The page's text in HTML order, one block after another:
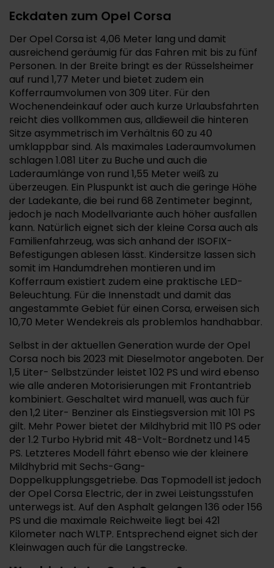
Eckdaten zum Opel Corsa
Der Opel Corsa ist 4,06 Meter lang und damit
ausreichend geräumig für das Fahren mit bis zu fünf
Personen. In der Breite bringt es der Rüsselsheimer
auf rund 1,77 Meter und bietet zudem ein
Kofferraumvolumen von 309 Liter. Für den
Wochenendeinkauf oder auch kurze Urlaubsfahrten
reicht dies vollkommen aus, alldieweil die hinteren
Sitze asymmetrisch im Verhältnis 60 zu 40
umklappbar sind. Als maximales Laderaumvolumen
schlagen 1.081 Liter zu Buche und auch die
Laderaumlänge von rund 1,55 Meter weiß zu
überzeugen. Ein Pluspunkt ist auch die geringe Höhe
der Ladekante, die bei rund 68 Zentimeter beginnt,
jedoch je nach Modellvariante auch höher ausfallen
kann. Natürlich eignet sich der kleine Corsa auch als
Familienfahrzeug, was sich anhand der ISOFIX-
Befestigungen ablesen lässt. Kindersitze lassen sich
somit im Handumdrehen montieren und im
Kofferraum existiert zudem eine praktische LED-
Beleuchtung. Für die Innenstadt und damit das
angestammte Gebiet für einen Corsa, erweisen sich
10,70 Meter Wendekreis als problemlos handhabbar.
Selbst in der aktuellen Generation wurde der Opel
Corsa noch bis 2023 mit Dieselmotor angeboten. Der
1,5 Liter- Selbstzünder leistet 102 PS und wird ebenso
wie alle anderen Motorisierungen mit Frontantrieb
kombiniert. Geschaltet wird manuell, was auch für
den 1,2 Liter- Benziner als Einstiegsversion mit 101 PS
gilt. Mehr Power bietet der Mildhybrid mit 110 PS oder
der 1.2 Turbo Hybrid mit 48-Volt-Bordnetz und 145
PS. Letzteres Modell fährt ebenso wie der kleinere
Mildhybrid mit Sechs-Gang-
Doppelkupplungsgetriebe. Das Topmodell ist jedoch
der Opel Corsa Electric, der in zwei Leistungsstufen
unterwegs ist. Auf den Asphalt gelangen 136 oder 156
PS und die maximale Reichweite liegt bei 421
Kilometer nach WLTP. Entsprechend eignet sich der
Kleinwagen auch für die Langstrecke.